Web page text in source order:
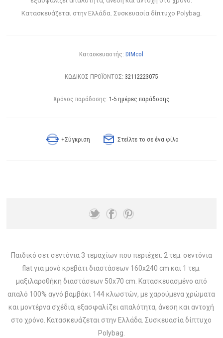
Κατασκευάζεται στην Ελλάδα. Συσκευασία δίπτυχο Polybag.
Κατασκευαστής: DIMcol
ΚΩΔΙΚΟΣ ΠΡΟΪΟΝΤΟΣ: 32112223075
Χρόνος παράδοσης: 1-5 ημέρες παράδοσης
+Σύγκριση Στείλτε το σε ένα φίλο
Παιδικό σετ σεντόνια 3 τεμαχίων που περιέχει: 2 τεμ. σεντόνια
flat για μονό κρεβάτι διαστάσεων 160x240 cm και 1 τεμ.
μαξιλαροθήκη διαστάσεων 50x70 cm. Κατασκευασμένο από
απαλό 100% αγνό βαμβάκι 144 κλωστών, με χαρούμενα χρώματα
και μοντέρνα σχέδια, εξασφαλίζει απαλότητα, άνεση και αντοχή
στο χρόνο. Κατασκευάζεται στην Ελλάδα. Συσκευασία δίπτυχο
Polybag.